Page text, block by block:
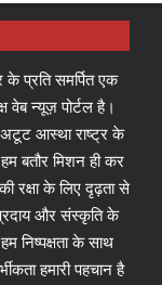
के प्रति समर्पित एक
वेब न्यूज़ पोर्टल है।
अटूट आस्था राष्ट्र के
बतौर मिशन ही कर
रक्षा के लिए दृढ़ता से
और संस्कृति के
निष्पक्षता के साथ
हमारी पहचान है